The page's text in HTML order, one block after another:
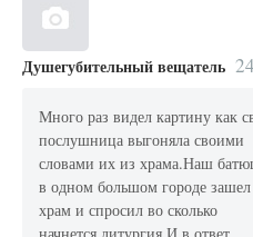
Душегубительный вещатель
Много раз видел картину как
послушница выгоняла своими
словами их из храма.Наш
в одном большом городе
храм и спросил во сколько